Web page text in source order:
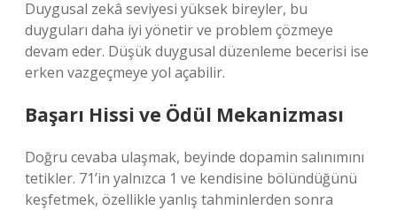
Duygusal zekâ seviyesi yüksek bireyler, bu
duyguları daha iyi yönetir ve problem çözmeye
devam eder. Düşük duygusal düzenleme becerisi ise
erken vazgeçmeye yol açabilir.
Başarı Hissi ve Ödül Mekanizması
Doğru cevaba ulaşmak, beyinde dopamin salınımını
tetikler. 71’in yalnızca 1 ve kendisine bölündüğünü
keşfetmek, özellikle yanlış tahminlerden sonra